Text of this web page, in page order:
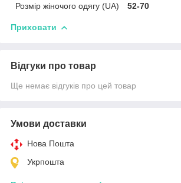
Розмір жіночого одягу (UA)
52-70
Приховати
Відгуки про товар
Ще немає відгуків про цей товар
Умови доставки
Нова Пошта
Укрпошта